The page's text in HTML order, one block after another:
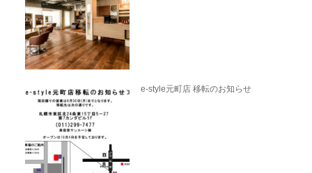
e-style元町店 移転のお知らせ